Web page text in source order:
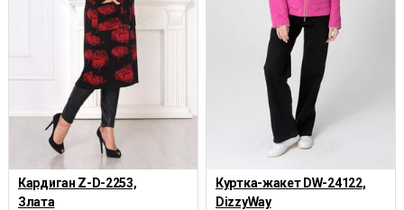
Кардиган Z-D-2253,
Злата
Куртка-жакет DW-24122,
DizzyWay